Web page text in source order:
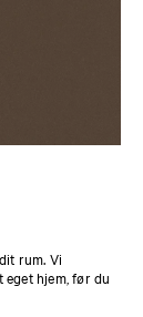
rum. Vi
hjem, før du